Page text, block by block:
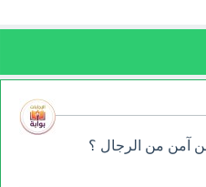
آمن من الرجال ؟